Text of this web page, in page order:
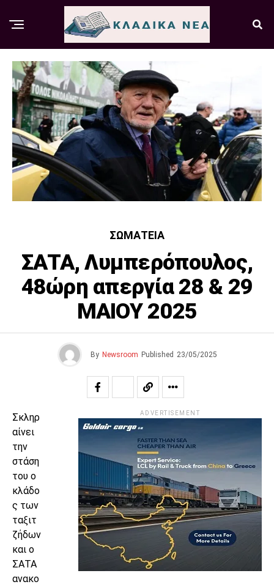
ΣΩΜΑΤΕΊΑ
ΣΑΤΑ, Λυμπερόπουλος,
48ώρη απεργία 28 & 29
ΜΑΙΟΥ 2025
By Newsroom Published 23/05/2025
Σκληρ
αίνει
την
στάση
του ο
κλάδο
ς των
ταξιτ
ζήδων
και ο
ΣΑΤΑ
ανακο
ADVERTISEMENT